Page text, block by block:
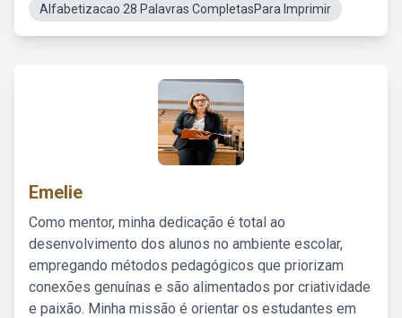
Alfabetizacao 28 Palavras CompletasPara Imprimir
Emelie
Como mentor, minha dedicação é total ao
desenvolvimento dos alunos no ambiente escolar,
empregando métodos pedagógicos que priorizam
conexões genuínas e são alimentados por criatividade
e paixão. Minha missão é orientar os estudantes em